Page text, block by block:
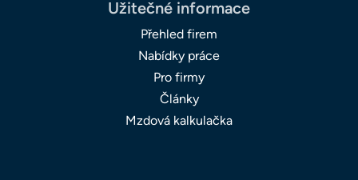
Užitečné informace
Přehled firem
Nabídky práce
Pro firmy
Články
Mzdová kalkulačka